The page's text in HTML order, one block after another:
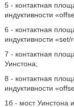
5 - контактная
индуктивности
6 - контактная
индуктивности «set/
7 - контактная
Уинстона;
8 - контактная
индуктивности
1б - мост Уинстона